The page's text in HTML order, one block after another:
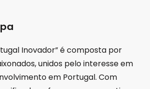
Inovador” é composta por
unidos pelo interesse em
em Portugal. Com